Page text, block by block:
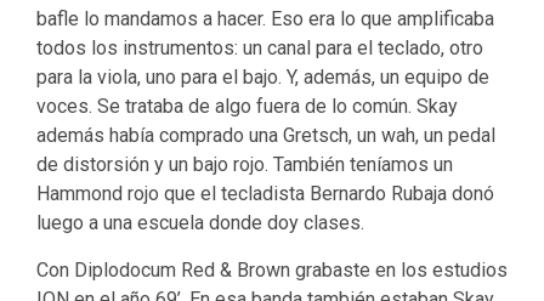
bafle lo mandamos a hacer. Eso era lo que amplificaba
todos los instrumentos: un canal para el teclado, otro
para la viola, uno para el bajo. Y, además, un equipo de
voces. Se trataba de algo fuera de lo común. Skay
además había comprado una Gretsch, un wah, un pedal
de distorsión y un bajo rojo. También teníamos un
Hammond rojo que el tecladista Bernardo Rubaja donó
luego a una escuela donde doy clases.
Con Diplodocum Red & Brown grabaste en los estudios